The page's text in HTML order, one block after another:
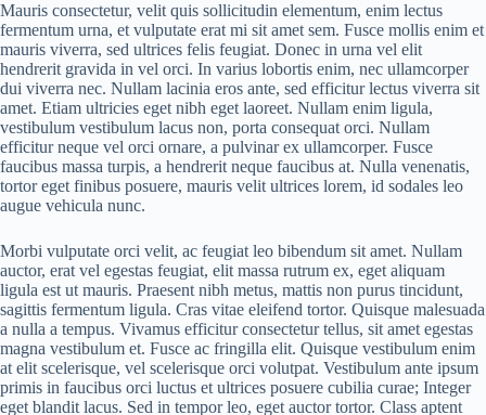
Mauris consectetur, velit quis sollicitudin elementum, enim lectus
fermentum urna, et vulputate erat mi sit amet sem. Fusce mollis enim et
mauris viverra, sed ultrices felis feugiat. Donec in urna vel elit
hendrerit gravida in vel orci. In varius lobortis enim, nec ullamcorper
dui viverra nec. Nullam lacinia eros ante, sed efficitur lectus viverra sit
amet. Etiam ultricies eget nibh eget laoreet. Nullam enim ligula,
vestibulum vestibulum lacus non, porta consequat orci. Nullam
efficitur neque vel orci ornare, a pulvinar ex ullamcorper. Fusce
faucibus massa turpis, a hendrerit neque faucibus at. Nulla venenatis,
tortor eget finibus posuere, mauris velit ultrices lorem, id sodales leo
augue vehicula nunc.
Morbi vulputate orci velit, ac feugiat leo bibendum sit amet. Nullam
auctor, erat vel egestas feugiat, elit massa rutrum ex, eget aliquam
ligula est ut mauris. Praesent nibh metus, mattis non purus tincidunt,
sagittis fermentum ligula. Cras vitae eleifend tortor. Quisque malesuada
a nulla a tempus. Vivamus efficitur consectetur tellus, sit amet egestas
magna vestibulum et. Fusce ac fringilla elit. Quisque vestibulum enim
at elit scelerisque, vel scelerisque orci volutpat. Vestibulum ante ipsum
primis in faucibus orci luctus et ultrices posuere cubilia curae; Integer
eget blandit lacus. Sed in tempor leo, eget auctor tortor. Class aptent